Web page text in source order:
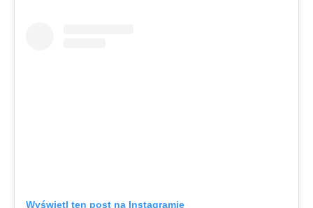
Wyświetl ten post na Instagramie